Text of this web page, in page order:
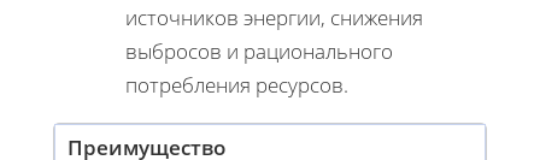
источников энергии, снижения
выбросов и рационального
потребления ресурсов.
Преимущество